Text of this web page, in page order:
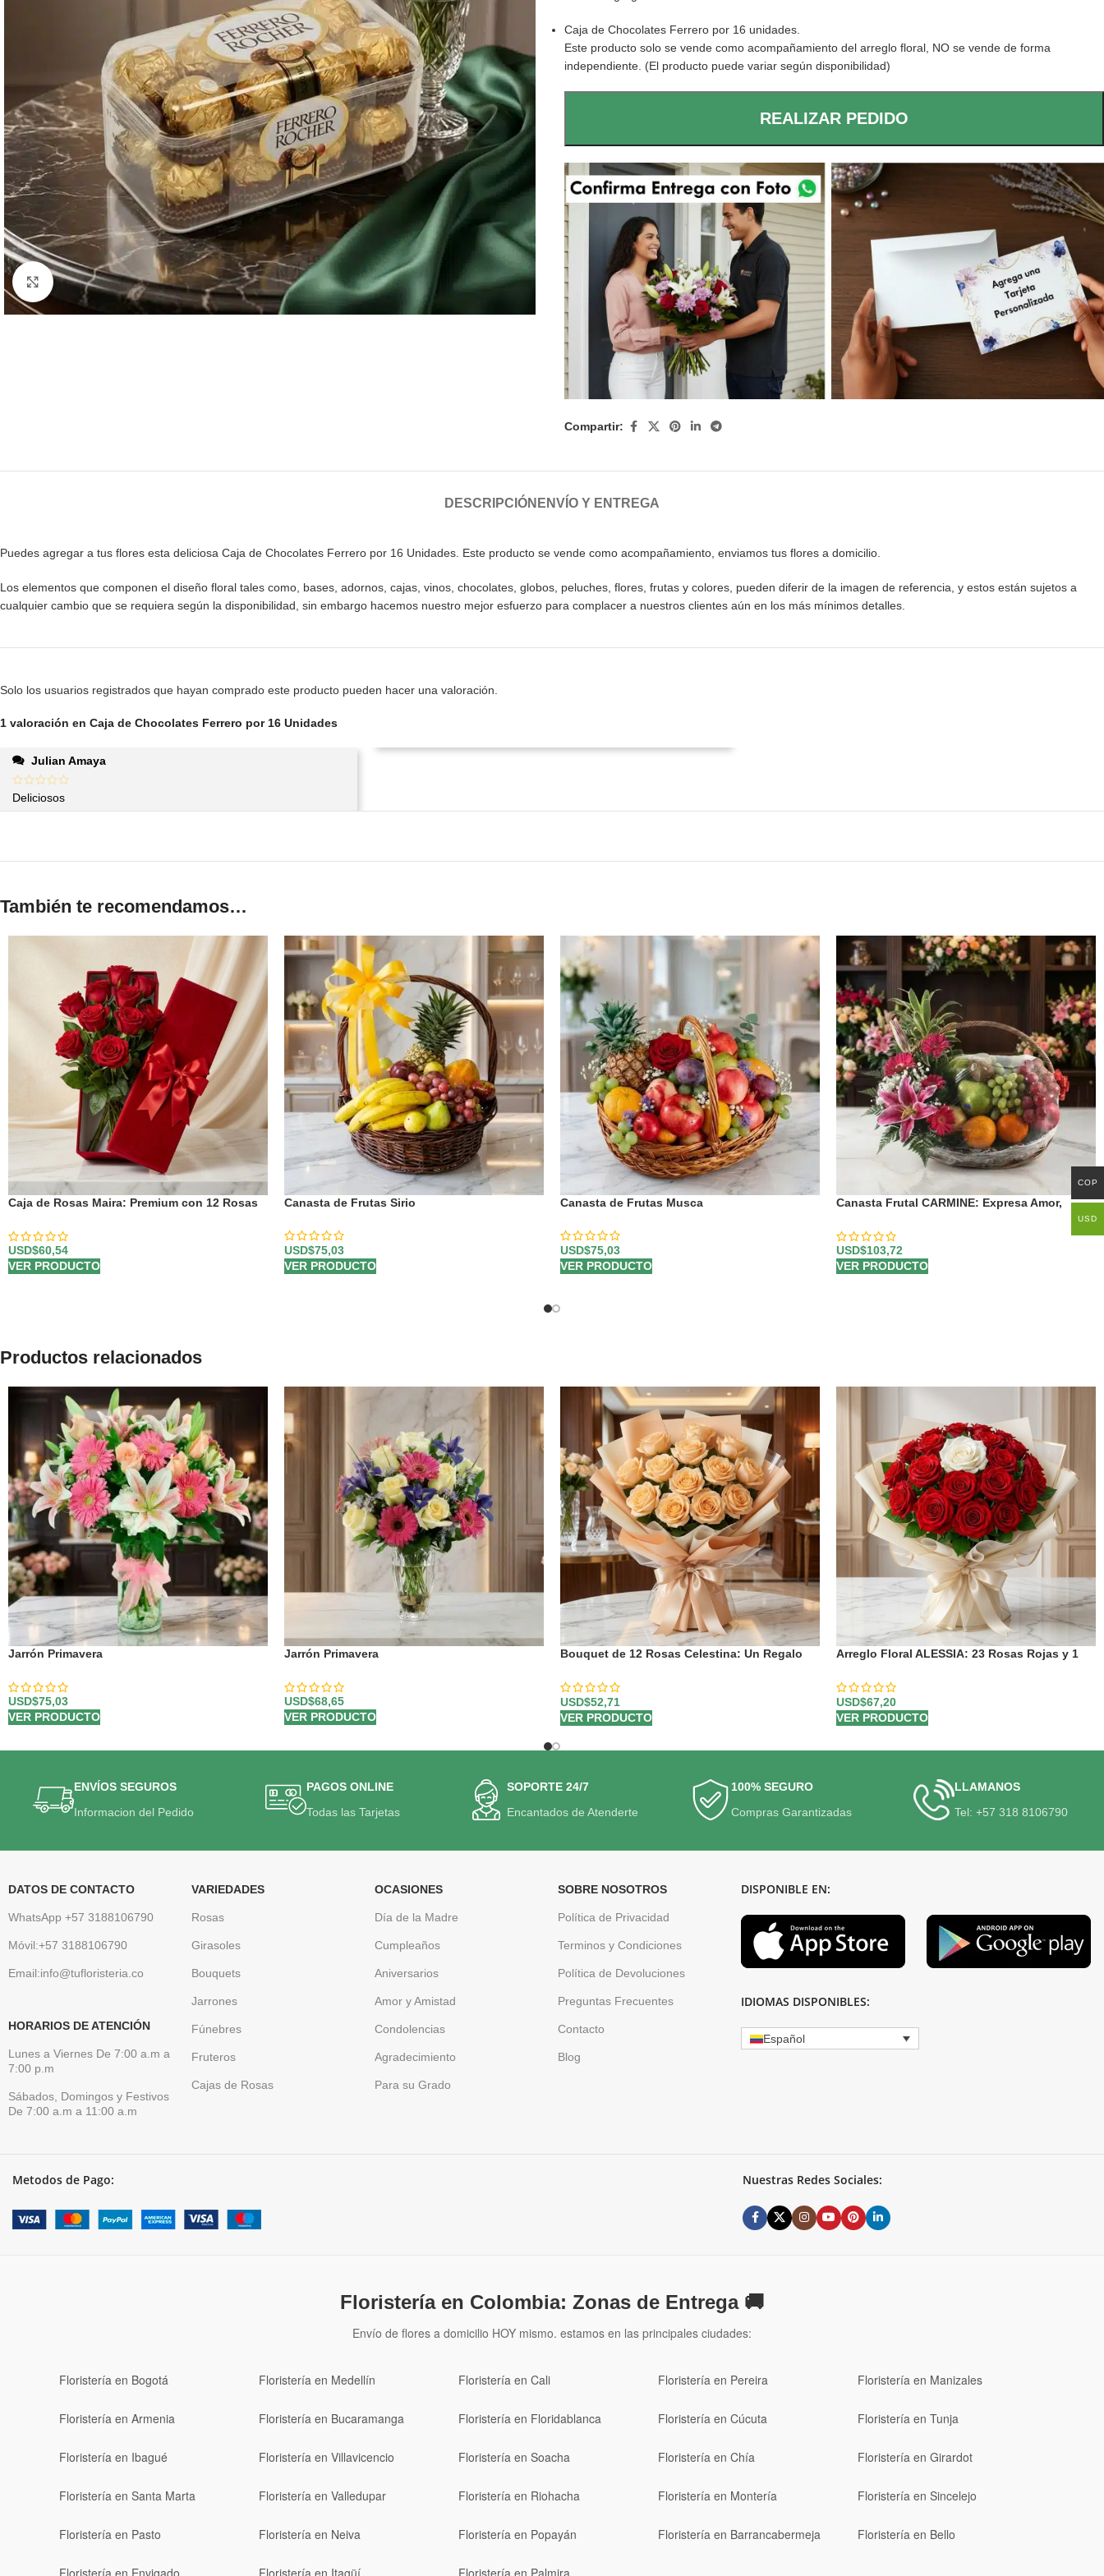
Click to enlarge
Caja de Chocolates Ferrero por 16 unidades.
Este producto solo se vende como acompañamiento del arreglo floral, NO se vende de forma
independiente. (El producto puede variar según disponibilidad)
REALIZAR PEDIDO
Compartir:
DESCRIPCIÓN ENVÍO Y ENTREGA
Puedes agregar a tus flores esta deliciosa Caja de Chocolates Ferrero por 16 Unidades. Este producto se vende como acompañamiento, enviamos tus flores a domicilio.
Los elementos que componen el diseño floral tales como, bases, adornos, cajas, vinos, chocolates, globos, peluches, flores, frutas y colores, pueden diferir de la imagen de referencia, y estos están sujetos a
cualquier cambio que se requiera según la disponibilidad, sin embargo hacemos nuestro mejor esfuerzo para complacer a nuestros clientes aún en los más mínimos detalles.
1 valoración en Caja de Chocolates Ferrero por 16 Unidades
Julian Amaya
Deliciosos
Solo los usuarios registrados que hayan comprado este producto pueden hacer una valoración.
También te recomendamos…
Caja de Rosas Maira: Premium con 12 Rosas
USD$60,54
VER PRODUCTO
Canasta de Frutas Sirio
USD$75,03
VER PRODUCTO
Canasta de Frutas Musca
USD$75,03
VER PRODUCTO
Canasta Frutal CARMINE: Expresa Amor,
USD$103,72
VER PRODUCTO
Productos relacionados
Jarrón Primavera
USD$75,03
VER PRODUCTO
Jarrón Primavera
USD$68,65
VER PRODUCTO
Bouquet de 12 Rosas Celestina: Un Regalo
USD$52,71
VER PRODUCTO
Arreglo Floral ALESSIA: 23 Rosas Rojas y 1
USD$67,20
VER PRODUCTO
ENVÍOS SEGUROS
Informacion del Pedido
PAGOS ONLINE
Todas las Tarjetas
SOPORTE 24/7
Encantados de Atenderte
100% SEGURO
Compras Garantizadas
LLAMANOS
Tel: +57 318 8106790
DATOS DE CONTACTO
WhatsApp +57 3188106790
Móvil:+57 3188106790
Email:info@tufloristeria.co
HORARIOS DE ATENCIÓN
Lunes a Viernes De 7:00 a.m a
7:00 p.m
Sábados, Domingos y Festivos
De 7:00 a.m a 11:00 a.m
VARIEDADES
Rosas
Girasoles
Bouquets
Jarrones
Fúnebres
Fruteros
Cajas de Rosas
OCASIONES
Día de la Madre
Cumpleaños
Aniversarios
Amor y Amistad
Condolencias
Agradecimiento
Para su Grado
SOBRE NOSOTROS
Política de Privacidad
Terminos y Condiciones
Política de Devoluciones
Preguntas Frecuentes
Contacto
Blog
DISPONIBLE EN:
IDIOMAS DISPONIBLES:
Español
Metodos de Pago: Nuestras Redes Sociales:
Floristería en Colombia: Zonas de Entrega 🚚
Envío de flores a domicilio HOY mismo. estamos en las principales ciudades:
Floristería en Bogotá Floristería en Medellín Floristería en Cali Floristería en Pereira Floristería en Manizales
Floristería en Armenia Floristería en Bucaramanga Floristería en Floridablanca Floristería en Cúcuta Floristería en Tunja
Floristería en Ibagué Floristería en Villavicencio Floristería en Soacha Floristería en Chía Floristería en Girardot
Floristería en Santa Marta Floristería en Valledupar Floristería en Riohacha Floristería en Montería Floristería en Sincelejo
Floristería en Pasto Floristería en Neiva Floristería en Popayán Floristería en Barrancabermeja Floristería en Bello
Floristería en Envigado Floristería en Itagüí Floristería en Palmira
COP
USD